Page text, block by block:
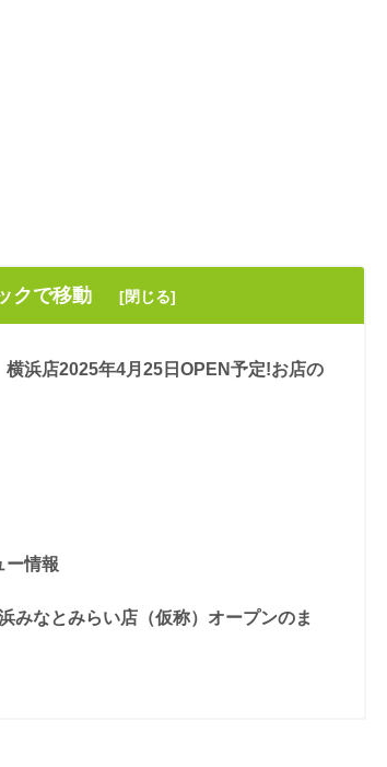
クで移動
浜店2025年4月25日OPEN予定!お店の
ー情報
みなとみらい店（仮称）オープンのま